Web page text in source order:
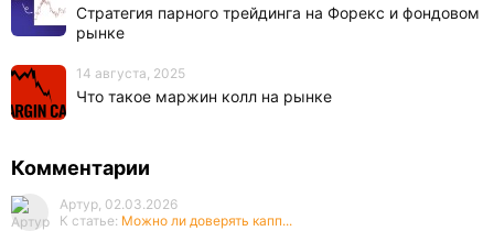
Стратегия парного трейдинга на Форекс и фондовом
рынке
14 августа, 2025
Что такое маржин колл на рынке
Комментарии
Артур, 02.03.2026
К статье: Можно ли доверять капп...